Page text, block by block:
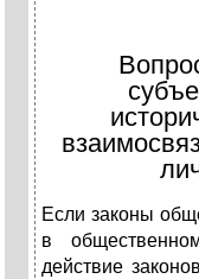
Если законы
в
действие